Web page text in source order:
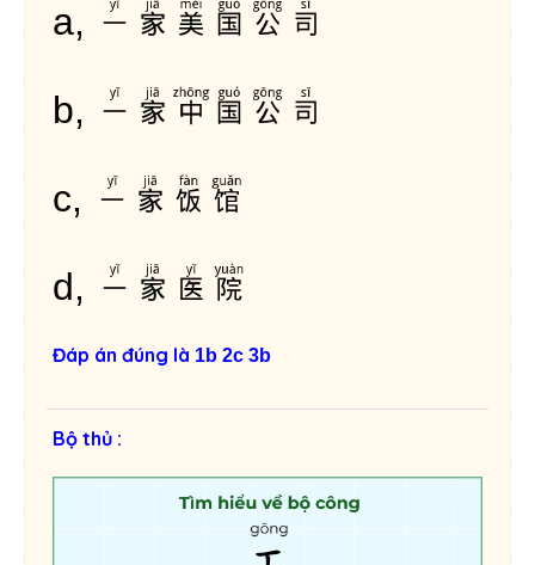
a, 一家美国公司
b, 一家中国公司
c, 一家饭馆
d, 一家医院
Đáp án đúng là 1b 2c 3b
Bộ thủ :